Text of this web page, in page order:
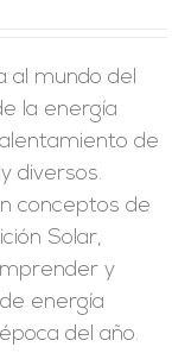
al mundo del
la energía
de
diversos.
conceptos de
Solar,
y
energía
del año.